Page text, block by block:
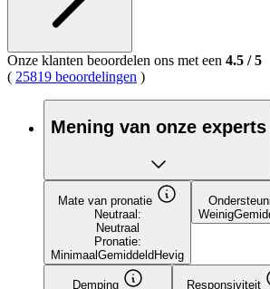
Onze klanten beoordelen ons met een 4.5 /5
( 25819 beoordelingen )
Mening van onze experts
Mate van pronatie
Neutraal:
Neutraal
Pronatie:
Minimaal Gemiddeld Hevig
Weinig
Demping Responsiviteit